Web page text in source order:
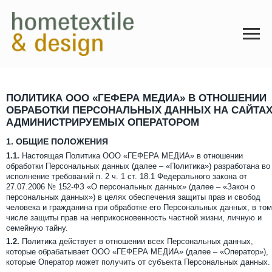
ПОЛИТИКА ООО «ГЕФЕРА МЕДИА» В ОТНОШЕНИИ
ОБРАБОТКИ ПЕРСОНАЛЬНЫХ ДАННЫХ НА САЙТАХ
АДМИНИСТРИРУЕМЫХ ОПЕРАТОРОМ
1. ОБЩИЕ ПОЛОЖЕНИЯ
1.1. Настоящая Политика ООО «ГЕФЕРА МЕДИА» в отношении
обработки Персональных данных (далее – «Политика») разработана во
исполнение требований п. 2 ч. 1 ст. 18.1 Федерального закона от
27.07.2006 № 152-ФЗ «О персональных данных» (далее – «Закон о
персональных данных») в целях обеспечения защиты прав и свобод
человека и гражданина при обработке его Персональных данных, в том
числе защиты прав на неприкосновенность частной жизни, личную и
семейную тайну.
1.2. Политика действует в отношении всех Персональных данных,
которые обрабатывает ООО «ГЕФЕРА МЕДИА» (далее – «Оператор»),
которые Оператор может получить от субъекта Персональных данных.